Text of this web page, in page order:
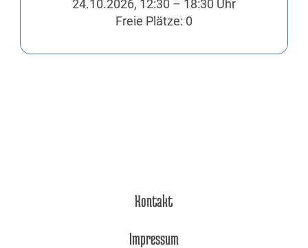
24.10.2026, 12:30 – 18:30 Uhr
Freie Plätze: 0
Kontakt
Impressum